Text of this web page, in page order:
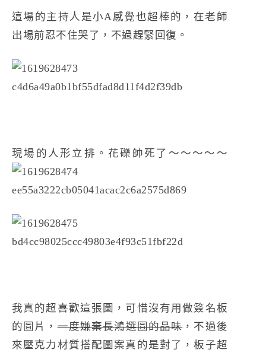
這場的主持人是小A感覺也超棒的，在老師
出場前忍不住哭了，不過趕緊回復。
現場的人形立排。花礫帥死了～～～～～
我真的超喜歡這張圖，可惜沒有用做簽名板
的圖片，一度嫌棄長鴻選圖的品味，不過後
來壓克力材質搭配圖案真的是對了，板子超